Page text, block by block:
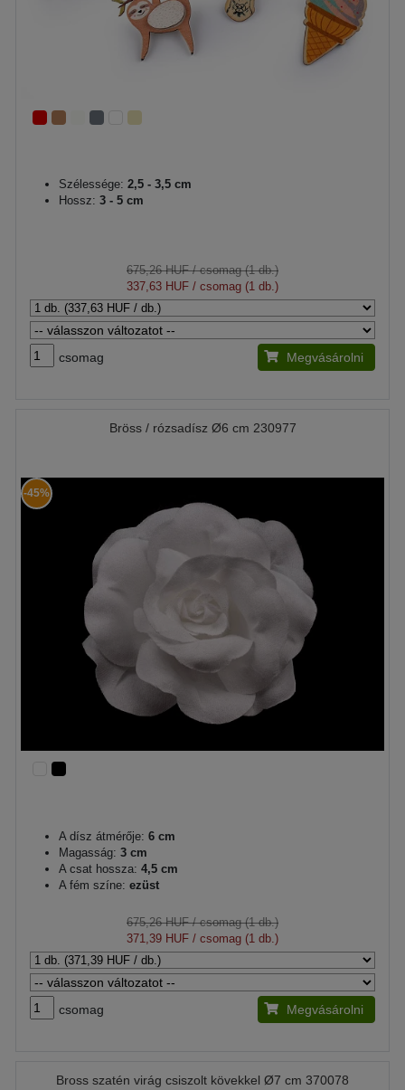
Szélessége: 2,5 - 3,5 cm
Hossz: 3 - 5 cm
675,26 HUF/ csomag (1 db.)
337,63 HUF / csomag (1 db.)
csomag Megvásárolni
Bröss / rózsadísz Ø6 cm 230977
-45%
A dísz átmérője: 6 cm
Magasság: 3 cm
A csat hossza: 4,5 cm
A fém színe: ezüst
675,26 HUF/ csomag (1 db.)
371,39 HUF / csomag (1 db.)
csomag Megvásárolni
Bross szatén virág csiszolt kövekkel Ø7 cm 370078